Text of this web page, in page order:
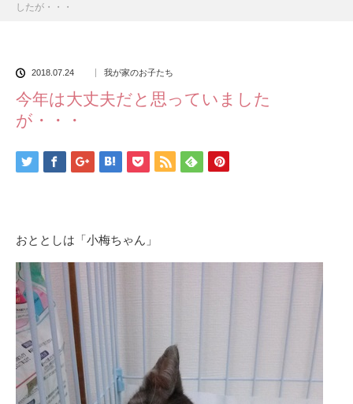
したが・・・
2018.07.24 我が家のお子たち
今年は大丈夫だと思っていました
が・・・
おととしは「小梅ちゃん」